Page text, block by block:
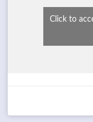
Click to